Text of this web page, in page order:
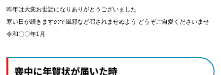
昨年は大変お世話になりありがとうございました
寒い日が続きますので風邪など召されませぬよう どうぞご自愛くださいませ
令和〇〇年1月
喪中に年賀状が届いた時